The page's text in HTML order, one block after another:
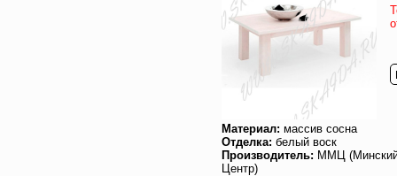
Материал: массив сосна
Отделка: белый воск
Производитель: ММЦ
Центр)